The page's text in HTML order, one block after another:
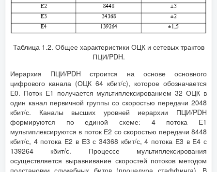
Таблица 1.2. Общее характеристики ОЦК и сетевых трактов
ПЦИ/PDH.
Иерархия ПЦИ/PDH строится на основе основного
цифрового канала (ОЦК 64 кбит/с), которое обозначается
Е0. Поток Е1 получается мультиплексированием 32 ОЦК в
один канал первичной группы со скоростью передачи 2048
кбит/с. Каналы высших уровней иерархии ПЦИ/PDH
формируются по единой схеме: 4 потока Е1
мультиплексируются в поток Е2 со скоростью передачи 8448
кбит/с, 4 потока Е2 в Е3 с 34368 кбит/с, 4 потока Е3 в Е4 с
139264 кбит/с. Процессе мультиплексирования
осуществляется выравнивание скоростей потоков методом
подстановки служебных битов (процедура стаффинга). В